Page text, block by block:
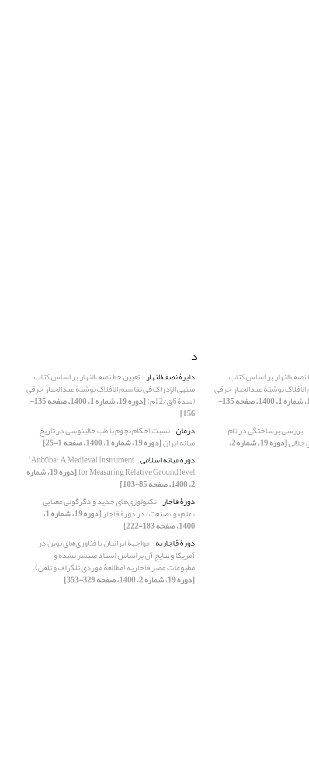
نصف‌النهار بر اساس کتاب
نوشتۀ عبدالجبار خرقی
[دوره 19، شماره 1، 1400، صفحه 135-
بررسی برساختگی در نام
[دوره 19، شماره 2،
د
دایرۀ نصف‌النهار تعیین خط نصف‌النهار بر اساس کتاب
منتهی الإدراک فی تقاسیم الأفلاک نوشتۀ عبدالجبار خرقی
(سدۀ 6ق/12م) [دوره 19، شماره 1، 1400، صفحه 135-
156]
درمان نسبت احکام نجوم با طب جالینوسی در تاریخ
میانه ایران[دوره 19، شماره 1، 1400، صفحه 1-25]
دوره میانه اسلامی ʾAnbūba: A Medieval Instrument
for Measuring Relative Ground level [دوره 19، شماره
2، 1400، صفحه 85-103]
دورۀ قاجار تکنولوژی‌های جدید و دگرگونی معنایی
«علم» و «صنعت» در دورۀ قاجار [دوره 19، شماره 1،
1400، صفحه 183-222]
دورۀ قاجاریه مواجهۀ ایرانیان با فناوری‌های نوین در
آمریکا و نتایج آن براساس اسناد منتشر نشده و
مطبوعات عصر قاجاریه (مطالعۀ موردی تلگراف و تلفن).
[دوره 19، شماره 2، 1400، صفحه 329-353]